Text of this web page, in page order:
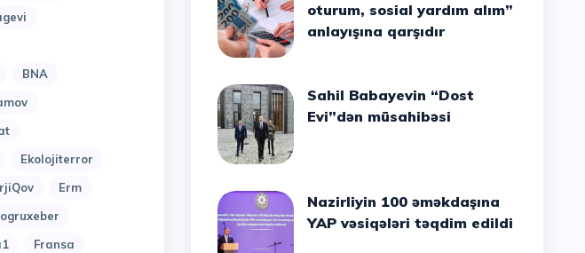
BNA
Ekolojiterror
Erm
Fransa
oturum, sosial yardım alım”
anlayışına qarşıdır
Sahil Babayevin “Dost
Evi”dən müsahibəsi
Nazirliyin 100 əməkdaşına
YAP vəsiqələri təqdim edildi